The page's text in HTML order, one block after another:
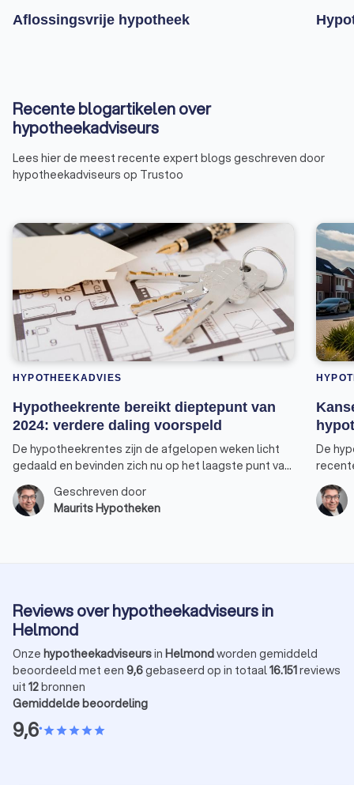
Aflossingsvrije hypotheek
Recente blogartikelen over
hypotheekadviseurs
Lees hier de meest recente expert blogs geschreven door
hypotheekadviseurs op Trustoo
HYPOTHEEKADVIES
Hypotheekrente bereikt dieptepunt van
2024: verdere daling voorspeld
De hypotheekrentes zijn de afgelopen weken licht
gedaald en bevinden zich nu op het laagste punt van
2024. Vooral de rentepercentages voor 30, 20 en 10
jaar-vast bereikten een nieuw dieptepunt. De rente
voor 10 jaar vast, de populairste keuze onder
Geschreven door
Maurits Hypotheken
De
Reviews over hypotheekadviseurs in
Helmond
Onze hypotheekadviseursin Helmondworden gemiddeld
beoordeeld met een 9,6gebaseerd op in totaal16.151reviews
uit 12bronnen
Gemiddelde beoordeling
9,6•starstarstarstarstar